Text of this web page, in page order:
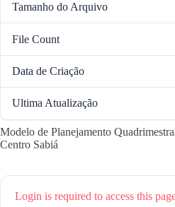
Tamanho do Arquivo
File Count
Data de Criação
Ultima Atualização
Modelo de Planejamento
Centro Sabiá
Login is required to access this